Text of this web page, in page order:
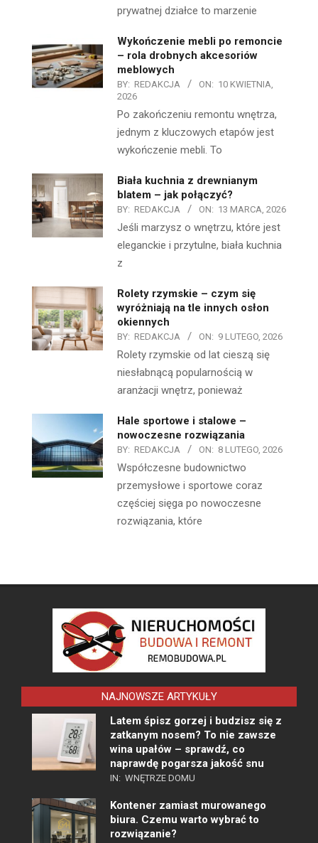
prywatnej działce to marzenie
Wykończenie mebli po remoncie
– rola drobnych akcesoriów
meblowych
BY: REDAKCJA ON: 10 KWIETNIA,
2026
Po zakończeniu remontu wnętrza,
jednym z kluczowych etapów jest
wykończenie mebli. To
Biała kuchnia z drewnianym
blatem – jak połączyć?
BY: REDAKCJA ON: 13 MARCA, 2026
Jeśli marzysz o wnętrzu, które jest
eleganckie i przytulne, biała kuchnia
z
Rolety rzymskie – czym się
wyróżniają na tle innych osłon
okiennych
BY: REDAKCJA ON: 9 LUTEGO, 2026
Rolety rzymskie od lat cieszą się
niesłabnącą popularnością w
aranżacji wnętrz, ponieważ
Hale sportowe i stalowe –
nowoczesne rozwiązania
BY: REDAKCJA ON: 8 LUTEGO, 2026
Współczesne budownictwo
przemysłowe i sportowe coraz
częściej sięga po nowoczesne
rozwiązania, które
NAJNOWSZE ARTYKUŁY
Latem śpisz gorzej i budzisz się z
zatkanym nosem? To nie zawsze
wina upałów – sprawdź, co
naprawdę pogarsza jakość snu
IN: WNĘTRZE DOMU
Kontener zamiast murowanego
biura. Czemu warto wybrać to
rozwiązanie?